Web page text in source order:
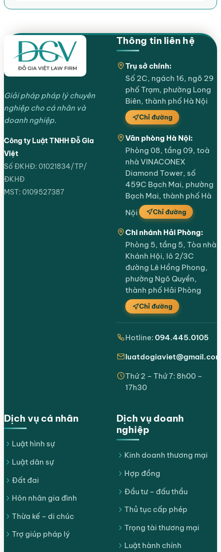
Giải pháp pháp lý chuyên
nghiệp cho cá nhân và
doanh nghiệp.
Công ty Luật TNHH Đỗ Gia
Việt
Số ĐKHĐ: 01021834/TP/
ĐKHĐ
MST: 0109527387
Dịch vụ cá nhân
Luật hình sự
Luật dân sự
Đất đai
Hôn nhân gia đình
Thừa kế – di chúc
Trợ giúp pháp lý
Dịch vụ doanh
nghiệp
Kinh doanh thương mại
Hợp đồng
Đầu tư – đấu thầu
Thủ tục cấp phép
Trọng tài thương mại
Luật hành chính
Thông tin liên hệ
Trụ sở chính:
Số 2C, ngách 16, ngõ 29
phố Trạm, phường Long
Biên, thành phố Hà Nội
Chỉ đường
Văn phòng Hà Nội:
Phòng 08, tầng 09, toà
nhà VINACONEX
Diamond Tower, số
459C Bạch Mai, phường
Bạch Mai, thành phố Hà
Nội
Chỉ đường
Chi nhánh Hải Phòng:
Phòng 5, tầng 5, Tòa nhà
Khánh Hội, lô 2/3C
đường Lê Hồng Phong,
phường Ngô Quyền,
thành phố Hải Phòng
Chỉ đường
Hotline: 094.445.0105
Thứ 2 – Thứ 7: 8h00 –
17h30